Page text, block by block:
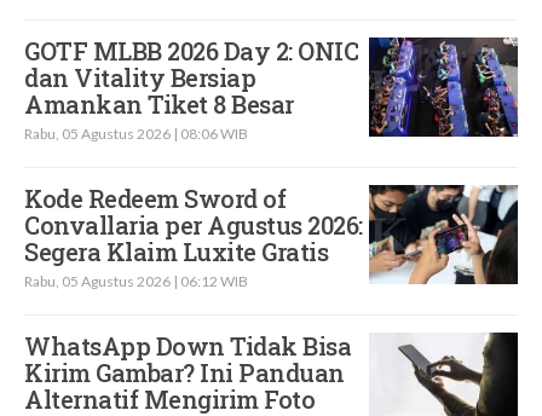
GOTF MLBB 2026 Day 2: ONIC
dan Vitality Bersiap
Amankan Tiket 8 Besar
Rabu, 05 Agustus 2026 | 08:06 WIB
Kode Redeem Sword of
Convallaria per Agustus 2026:
Segera Klaim Luxite Gratis
Rabu, 05 Agustus 2026 | 06:12 WIB
WhatsApp Down Tidak Bisa
Kirim Gambar? Ini Panduan
Alternatif Mengirim Foto